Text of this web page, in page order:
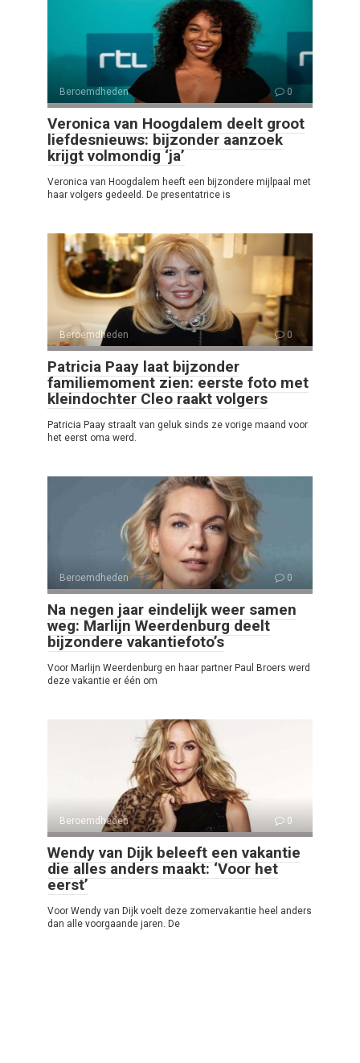
Beroemdheden 0
Veronica van Hoogdalem deelt groot
liefdesnieuws: bijzonder aanzoek
krijgt volmondig ‘ja’
Veronica van Hoogdalem heeft een bijzondere mijlpaal met
haar volgers gedeeld. De presentatrice is
Beroemdheden 0
Patricia Paay laat bijzonder
familiemoment zien: eerste foto met
kleindochter Cleo raakt volgers
Patricia Paay straalt van geluk sinds ze vorige maand voor
het eerst oma werd.
Beroemdheden 0
Na negen jaar eindelijk weer samen
weg: Marlijn Weerdenburg deelt
bijzondere vakantiefoto’s
Voor Marlijn Weerdenburg en haar partner Paul Broers werd
deze vakantie er één om
Beroemdheden 0
Wendy van Dijk beleeft een vakantie
die alles anders maakt: ‘Voor het
eerst’
Voor Wendy van Dijk voelt deze zomervakantie heel anders
dan alle voorgaande jaren. De